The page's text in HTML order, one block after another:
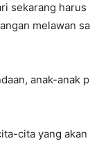
sekarang
melawan
anak-anak
cita yang